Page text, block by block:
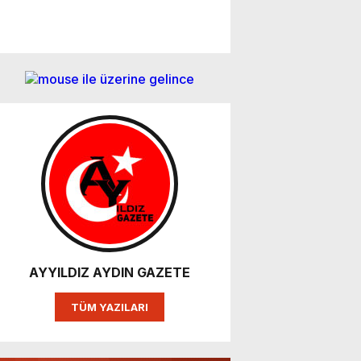
AYYILDIZ AYDIN GAZETE
TÜM YAZILARI